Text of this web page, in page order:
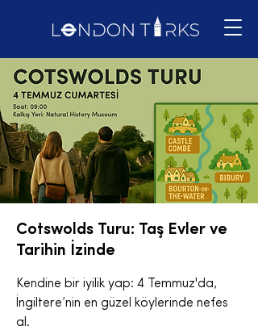
Cotswolds Turu: Taş Evler ve
Tarihin İzinde
Kendine bir iyilik yap: 4 Temmuz'da,
İngiltere’nin en güzel köylerinde nefes
al.